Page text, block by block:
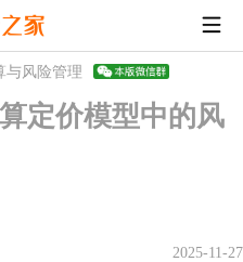
与风险管理
定价模型中的风
2025-11-27